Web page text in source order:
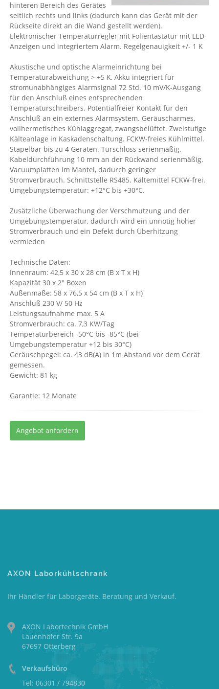
hinteren Bereich des Gerätes
seitlich rechts und links (dadurch kann das Gerät mit der
Rückseite direkt an die Wand gestellt werden).
Elektronischer Temperaturregler mit Folientastatur mit LED-
Anzeigen und integriertem Alarm. Regelgenauigkeit +/- 1 K
Akustische und optische Alarmeinrichtung bei
Temperaturabweichung > +5 K, Akku integriert für
stromunabhängiges Alarmsignal 72 Std. 10 mV/K-Ausgang
für den Anschluß eines entsprechenden
Temperaturschreibers. Potentialfreier Kontakt für den
Anschluß an ein externes Alarmsystem. Geräuscharmes,
vollhermetisches Kühlaggregat, zwangsbelüftet. Zweistufige
Kälteanlage in Kaskadenschaltung. FCKW-freies Kühlmittel.
Stapelbar bis zu 4 Geräten. Türschloss serienmäßig.
Kabeldurchführung 10 mm an der Rückwand serienmäßig.
Vacuumplatten im Mantel, dadurch geringer
Stromverbrauch. Schnittstelle RS485. Kältemittel FCKW-frei.
Umgebungstemperatur: +12°C bis +30°C.
Zusätzliche Überwachung der Verschmutzung und der
Umgebungstemperatur, dadurch wird ein unnötig hoher
Stromverbrauch und ein Defekt durch Überhitzung
vermieden
Technische Daten:
Innenraum: 42,5 x 30 x 28 cm (B x T x H)
Kapazität 30 x 2" Boxen
Außenmaße: 58 x 76,5 x 54 cm (B x T x H)
Anschluß 230 V/ 50 Hz
Leistungsaufnahme max. 5 A
Stromverbrauch: ca. 7,3 KW/Tag
Temperaturbereich -50°C bis -85°C (bei
Umgebungstemperatur +12 bis 30°C)
Geräuschpegel: ca. 43 dB(A) in 1m Abstand vor dem Gerät
gemessen.
Gewicht: 81 kg
Garantie: 12 Monate
Angebot anfordern
AXON Laborkühlschrank
Ihr Händler für Laborgeräte. Beratung und Verkauf.
AXON Labortechnik GmbH
Lauenhöfer Str. 9a
67697 Otterberg
Verkaufsbüro
Tel: 06301 / 794830